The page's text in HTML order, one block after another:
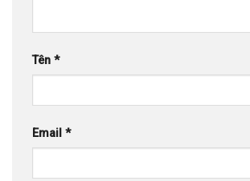
Tên *
Email *